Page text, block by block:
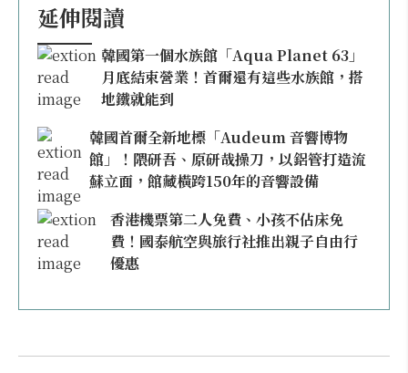
延伸閱讀
韓國第一個水族館「Aqua Planet 63」
月底結束營業！首爾還有這些水族館，搭
地鐵就能到
韓國首爾全新地標「Audeum 音響博物
館」！隈研吾、原研哉操刀，以鋁管打造流
蘇立面，館藏橫跨150年的音響設備
香港機票第二人免費、小孩不佔床免
費！國泰航空與旅行社推出親子自由行
優惠